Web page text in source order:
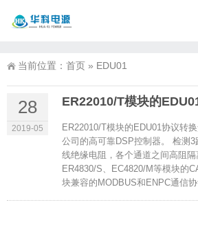
当前位置： 首页 » EDU01
28
2019-05
ER22010/T模块的
ER22010/T模块的EDU01协议转
公司的高可靠DSP控制器。 检测
线绝缘电阻，各个通道之间高阻隔
ER4830/S、EC4820/M等模块的
块兼容的MODBUS和ENPC通信